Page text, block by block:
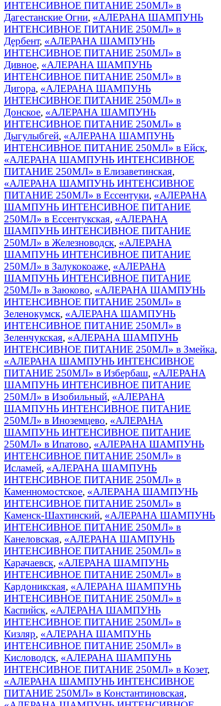
ИНТЕНСИВНОЕ ПИТАНИЕ 250МЛ» в
Дагестанские Огни, «АЛЕРАНА ШАМПУНЬ
ИНТЕНСИВНОЕ ПИТАНИЕ 250МЛ» в
Дербент, «АЛЕРАНА ШАМПУНЬ
ИНТЕНСИВНОЕ ПИТАНИЕ 250МЛ» в
Дивное, «АЛЕРАНА ШАМПУНЬ
ИНТЕНСИВНОЕ ПИТАНИЕ 250МЛ» в
Дигора, «АЛЕРАНА ШАМПУНЬ
ИНТЕНСИВНОЕ ПИТАНИЕ 250МЛ» в
Донское, «АЛЕРАНА ШАМПУНЬ
ИНТЕНСИВНОЕ ПИТАНИЕ 250МЛ» в
Дыгулыбгей, «АЛЕРАНА ШАМПУНЬ
ИНТЕНСИВНОЕ ПИТАНИЕ 250МЛ» в Ейск,
«АЛЕРАНА ШАМПУНЬ ИНТЕНСИВНОЕ
ПИТАНИЕ 250МЛ» в Елизаветинская,
«АЛЕРАНА ШАМПУНЬ ИНТЕНСИВНОЕ
ПИТАНИЕ 250МЛ» в Ессентуки, «АЛЕРАНА
ШАМПУНЬ ИНТЕНСИВНОЕ ПИТАНИЕ
250МЛ» в Ессентукская, «АЛЕРАНА
ШАМПУНЬ ИНТЕНСИВНОЕ ПИТАНИЕ
250МЛ» в Железноводск, «АЛЕРАНА
ШАМПУНЬ ИНТЕНСИВНОЕ ПИТАНИЕ
250МЛ» в Залукокоаже, «АЛЕРАНА
ШАМПУНЬ ИНТЕНСИВНОЕ ПИТАНИЕ
250МЛ» в Заюково, «АЛЕРАНА ШАМПУНЬ
ИНТЕНСИВНОЕ ПИТАНИЕ 250МЛ» в
Зеленокумск, «АЛЕРАНА ШАМПУНЬ
ИНТЕНСИВНОЕ ПИТАНИЕ 250МЛ» в
Зеленчукская, «АЛЕРАНА ШАМПУНЬ
ИНТЕНСИВНОЕ ПИТАНИЕ 250МЛ» в Змейка,
«АЛЕРАНА ШАМПУНЬ ИНТЕНСИВНОЕ
ПИТАНИЕ 250МЛ» в Избербаш, «АЛЕРАНА
ШАМПУНЬ ИНТЕНСИВНОЕ ПИТАНИЕ
250МЛ» в Изобильный, «АЛЕРАНА
ШАМПУНЬ ИНТЕНСИВНОЕ ПИТАНИЕ
250МЛ» в Иноземцево, «АЛЕРАНА
ШАМПУНЬ ИНТЕНСИВНОЕ ПИТАНИЕ
250МЛ» в Ипатово, «АЛЕРАНА ШАМПУНЬ
ИНТЕНСИВНОЕ ПИТАНИЕ 250МЛ» в
Исламей, «АЛЕРАНА ШАМПУНЬ
ИНТЕНСИВНОЕ ПИТАНИЕ 250МЛ» в
Каменномостское, «АЛЕРАНА ШАМПУНЬ
ИНТЕНСИВНОЕ ПИТАНИЕ 250МЛ» в
Каменск-Шахтинский, «АЛЕРАНА ШАМПУНЬ
ИНТЕНСИВНОЕ ПИТАНИЕ 250МЛ» в
Канеловская, «АЛЕРАНА ШАМПУНЬ
ИНТЕНСИВНОЕ ПИТАНИЕ 250МЛ» в
Карачаевск, «АЛЕРАНА ШАМПУНЬ
ИНТЕНСИВНОЕ ПИТАНИЕ 250МЛ» в
Кардоникская, «АЛЕРАНА ШАМПУНЬ
ИНТЕНСИВНОЕ ПИТАНИЕ 250МЛ» в
Каспийск, «АЛЕРАНА ШАМПУНЬ
ИНТЕНСИВНОЕ ПИТАНИЕ 250МЛ» в
Кизляр, «АЛЕРАНА ШАМПУНЬ
ИНТЕНСИВНОЕ ПИТАНИЕ 250МЛ» в
Кисловодск, «АЛЕРАНА ШАМПУНЬ
ИНТЕНСИВНОЕ ПИТАНИЕ 250МЛ» в Козет,
«АЛЕРАНА ШАМПУНЬ ИНТЕНСИВНОЕ
ПИТАНИЕ 250МЛ» в Константиновская,